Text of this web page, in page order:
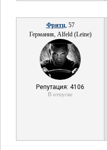
Фритц, 57
Германия, Alfeld (Leine)
Репутация: 4106
В отпуске